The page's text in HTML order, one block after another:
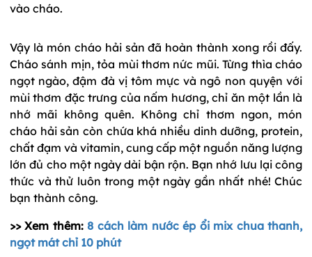
vào cháo.
Vậy là món cháo hải sản đã hoàn thành xong rồi đấy.
Cháo sánh mịn, tỏa mùi thơm nức mũi. Từng thìa cháo
ngọt ngào, đậm đà vị tôm mực và ngô non quyện với
mùi thơm đặc trưng của nấm hương, chỉ ăn một lần là
nhớ mãi không quên. Không chỉ thơm ngon, món
cháo hải sản còn chứa khá nhiều dinh dưỡng, protein,
chất đạm và vitamin, cung cấp một nguồn năng lượng
lớn đủ cho một ngày dài bận rộn. Bạn nhớ lưu lại công
thức và thử luôn trong một ngày gần nhất nhé! Chúc
bạn thành công.
>> Xem thêm:8 cách làm nước ép ổi mix chua thanh,
ngọt mát chỉ 10 phút